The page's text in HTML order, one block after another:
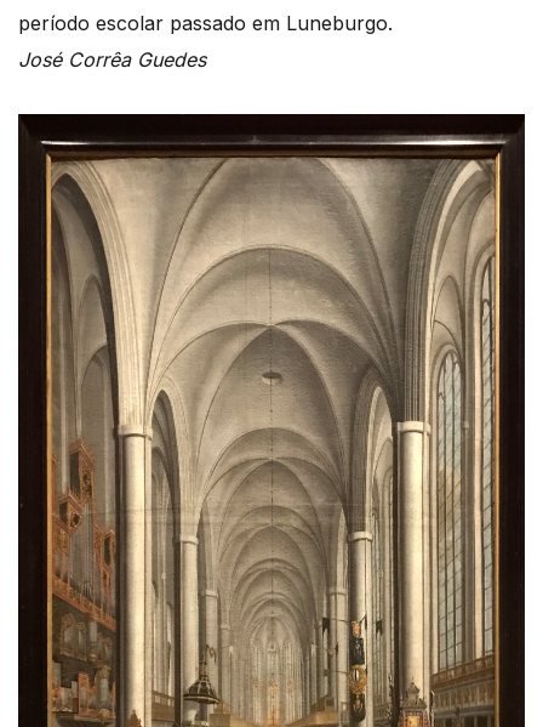
período escolar passado em Luneburgo.
José Corrêa Guedes